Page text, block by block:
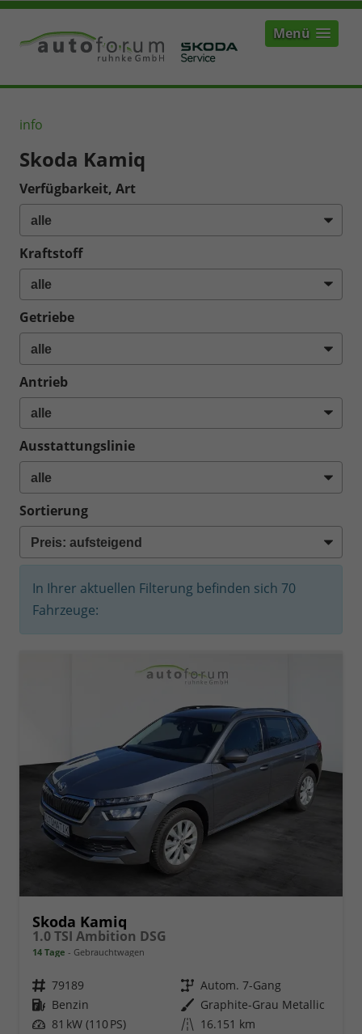
Menü
info
Skoda Kamiq
Verfügbarkeit, Art
Kraftstoff
Getriebe
Antrieb
Ausstattungslinie
Sortierung
In Ihrer aktuellen Filterung befinden sich 70
Fahrzeuge:
Skoda Kamiq
1.0 TSI Ambition DSG
14 Tage Gebrauchtwagen
Fahrzeugnr. 79189 Getriebe Autom. 7-Gang
Kraftstoff Benzin Außenfarbe Graphite-Grau Metallic
Leistung 81 kW (110 PS) Kilometerstand 16.151 km